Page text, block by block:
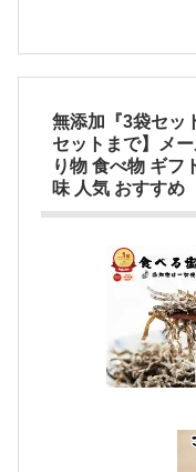
無添加『3袋セッ
セットまで】メ
り物 食べ物 ギフ
味 人気 おすすめ